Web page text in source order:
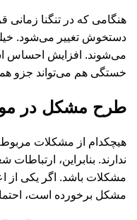
هنگامی که در تنگنا زمانی
دستخوش تغییر می‌شود.
می‌شوند. افزایش احساس
خستگی هم می‌تواند جزو
طرح مشکل در
هیچکدام از مشکلات
ندارند. بنابراین،
مشکلات باشد. اگر یکی از
مشکل برخورده است،